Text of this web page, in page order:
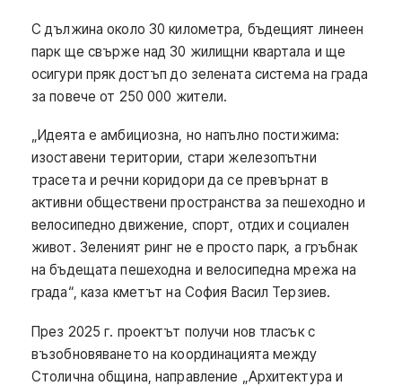
С дължина около 30 километра, бъдещият линеен
парк ще свърже над 30 жилищни квартала и ще
осигури пряк достъп до зелената система на града
за повече от 250 000 жители.
„Идеята е амбициозна, но напълно постижима:
изоставени територии, стари железопътни
трасета и речни коридори да се превърнат в
активни обществени пространства за пешеходно и
велосипедно движение, спорт, отдих и социален
живот. Зеленият ринг не е просто парк, а гръбнак
на бъдещата пешеходна и велосипедна мрежа на
града“, каза кметът на София Васил Терзиев.
През 2025 г. проектът получи нов тласък с
възобновяването на координацията между
Столична община, направление „Архитектура и